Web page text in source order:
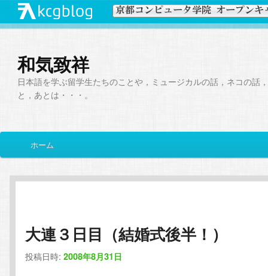
和気致祥
日本語を学ぶ留学生たちのことや，ミュージカルの話，ネコの話
と，あとは・・・。
イ
メ
イ
コ
ン
サ
ブ
ン
テ
ホーム
大連３日目（結婚式後半！）
投稿日時:2008年8月31日